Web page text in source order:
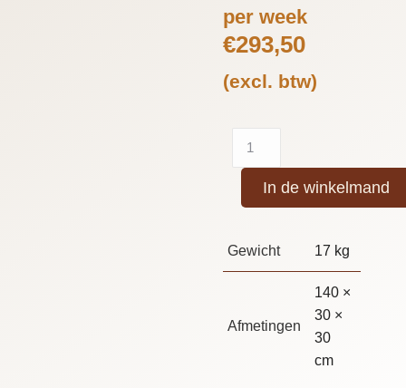
per week
€293,50
(excl. btw)
In de winkelmand
Gewicht 17 kg
Afmetingen
140 ×
30 ×
30
cm